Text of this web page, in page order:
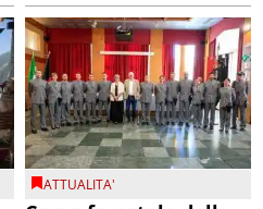
ATTUALITA'